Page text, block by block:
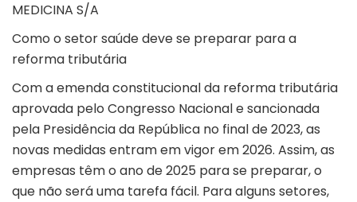
MEDICINA S/A
Como o setor saúde deve se preparar para a
reforma tributária
Com a emenda constitucional da reforma tributária
aprovada pelo Congresso Nacional e sancionada
pela Presidência da República no final de 2023, as
novas medidas entram em vigor em 2026. Assim, as
empresas têm o ano de 2025 para se preparar, o
que não será uma tarefa fácil. Para alguns setores,